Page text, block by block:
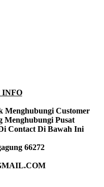
INFO
Menghubungi Customer
Menghubungi Pusat
Contact Di Bawah Ini
66272